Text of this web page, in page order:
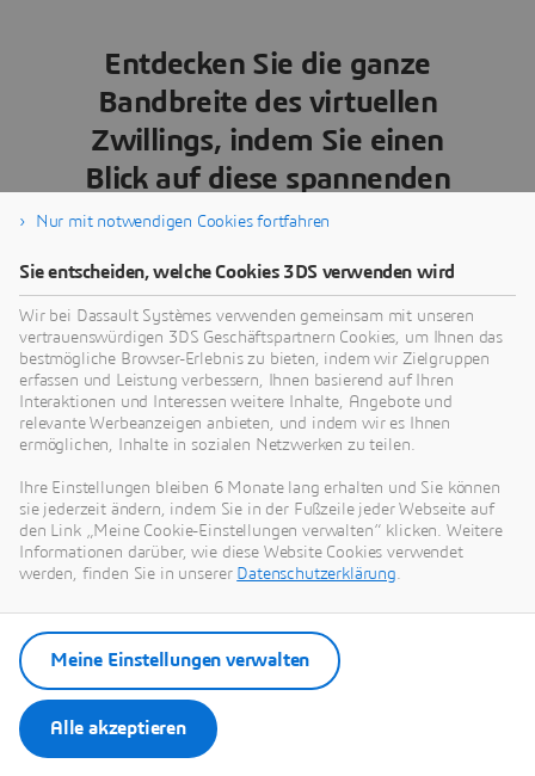
Entdecken Sie die ganze
Bandbreite des virtuellen
Zwillings, indem Sie einen
Blick auf diese spannenden
Aspekte werfen:
Virtuelle Fertigung
Da virtuelle Zwillinge die Entwicklungszeit und den
Werkstoffverbrauch um bis zu 50 % reduzieren können,
werden die Studierenden darin geschult, Konstruktionen
unter Berücksichtigung der Herstellbarkeit zu erstellen.
Nur mit notwendigen Cookies fortfahren
Sie entscheiden, welche Cookies 3DS verwenden wird
Wir bei Dassault Systèmes verwenden gemeinsam mit unseren
vertrauenswürdigen 3DS Geschäftspartnern Cookies, um Ihnen das
bestmögliche Browser-Erlebnis zu bieten, indem wir Zielgruppen
erfassen und Leistung verbessern, Ihnen basierend auf Ihren
Interaktionen und Interessen weitere Inhalte, Angebote und
relevante Werbeanzeigen anbieten, und indem wir es Ihnen
ermöglichen, Inhalte in sozialen Netzwerken zu teilen.
Ihre Einstellungen bleiben 6 Monate lang erhalten und Sie können
sie jederzeit ändern, indem Sie in der Fußzeile jeder Webseite auf
den Link „Meine Cookie-Einstellungen verwalten“ klicken. Weitere
Informationen darüber, wie diese Website Cookies verwendet
werden, finden Sie in unserer Datenschutzerklärung.
Alle akzeptieren
Meine Einstellungen verwalten